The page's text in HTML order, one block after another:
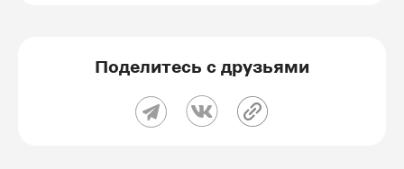
Поделитесь с друзьями